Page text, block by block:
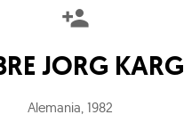
JORG KARG
Alemania, 1982